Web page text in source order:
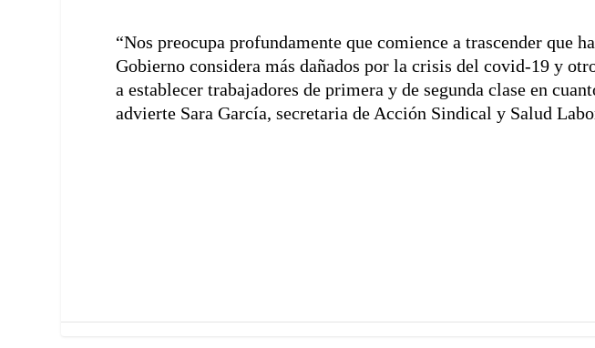
“Nos preocupa profundamente que comience a trascender que
Gobierno considera más dañados por la crisis del covid-19 y
a establecer trabajadores de primera y de segunda clase en
advierte Sara García, secretaria de Acción Sindical y Salud